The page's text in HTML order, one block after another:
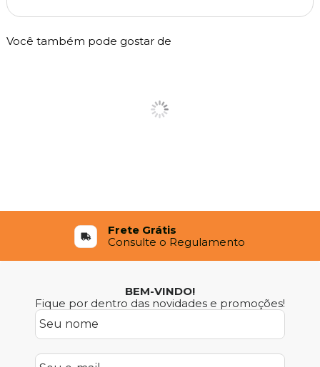
Você também pode gostar de
Frete Grátis
Consulte o Regulamento
BEM-VINDO!
Fique por dentro das novidades e promoções!